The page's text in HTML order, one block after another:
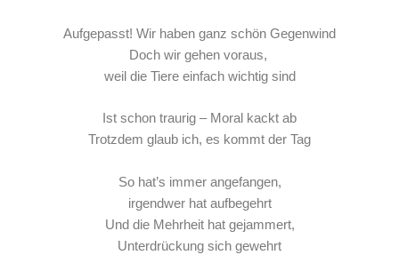
Aufgepasst! Wir haben ganz schön Gegenwind
Doch wir gehen voraus,
weil die Tiere einfach wichtig sind
Ist schon traurig – Moral kackt ab
Trotzdem glaub ich, es kommt der Tag
So hat’s immer angefangen,
irgendwer hat aufbegehrt
Und die Mehrheit hat gejammert,
Unterdrückung sich gewehrt